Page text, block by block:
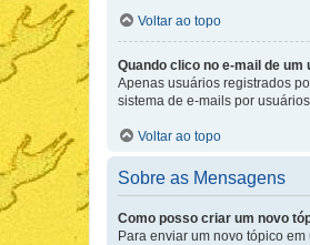
Voltar ao topo
Quando clico no e-mail de
Apenas usuários registrados
sistema de e-mails por
Voltar ao topo
Sobre as Mensagens
Como posso criar um novo
Para enviar um novo tópico